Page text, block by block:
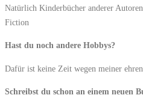
Natürlich Kinderbücher anderer
Fiction
Hast du noch andere Hobbys?
Dafür ist keine Zeit wegen meiner
Schreibst du schon an einem neuen